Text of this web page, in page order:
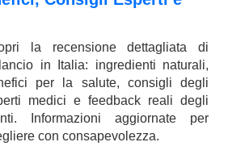
la recensione dettagliata di
in Italia: ingredienti naturali,
per la salute, consigli degli
medici e feedback reali degli
Informazioni aggiornate per
con consapevolezza.